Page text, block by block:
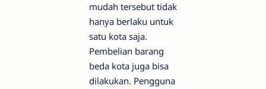
mudah tersebut tidak
hanya berlaku untuk
satu kota saja.
Pembelian barang
beda kota juga bisa
dilakukan. Pengguna